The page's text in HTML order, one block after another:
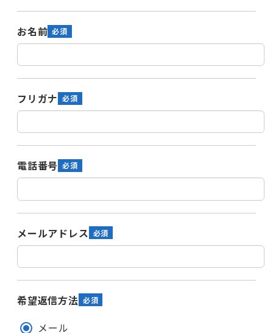
お名前
フリガナ
電話番号
メールアドレス
希望返信方法
メール